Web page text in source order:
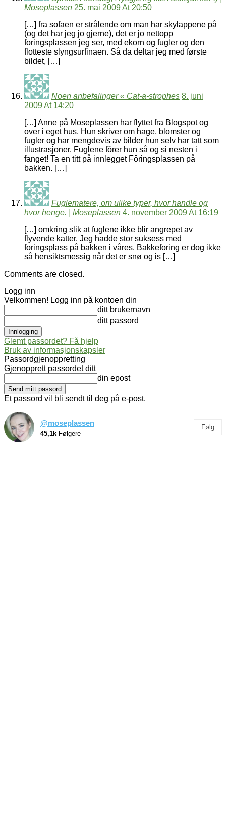
Moseplassen 25. mai 2009 At 20:50
[…] fra sofaen er strålende om man har skylappene på
(og det har jeg jo gjerne), det er jo nettopp
foringsplassen jeg ser, med ekorn og fugler og den
flotteste slyngsurfinaen. Så da deltar jeg med første
bildet, […]
Noen anbefalinger « Cat-a-strophes 8. juni
2009 At 14:20
[…] Anne på Moseplassen har flyttet fra Blogspot og
over i eget hus. Hun skriver om hage, blomster og
fugler og har mengdevis av bilder hun selv har tatt som
illustrasjoner. Fuglene fôrer hun så og si nesten i
fanget! Ta en titt på innlegget Fôringsplassen på
bakken. […]
Fuglematere, om ulike typer, hvor handle og
hvor henge. | Moseplassen 4. november 2009 At 16:19
[…] omkring slik at fuglene ikke blir angrepet av
flyvende katter. Jeg hadde stor suksess med
foringsplass på bakken i våres. Bakkeforing er dog ikke
så hensiktsmessig når det er snø og is […]
Comments are closed.
Logg inn
Velkommen! Logg inn på kontoen din
ditt brukernavn
ditt passord
Glemt passordet? Få hjelp
Bruk av informasjonskapsler
Passordgjenoppretting
Gjenopprett passordet ditt
din epost
Et passord vil bli sendt til deg på e-post.
@moseplassen
45,1k Følgere
Følg